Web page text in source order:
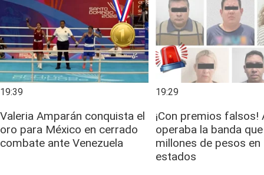
19:39
Valeria Amparán conquista el
oro para México en cerrado
combate ante Venezuela
19:29
¡Con premios falsos!
operaba la banda
millones de pesos en
estados